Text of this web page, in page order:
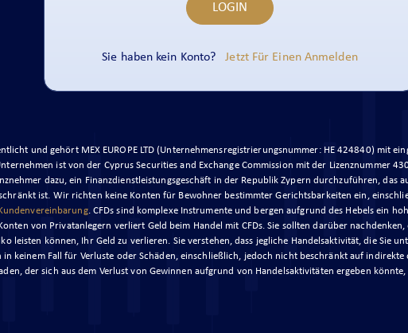
LOGIN
Sie haben kein Konto? Jetzt Für Einen Anmelden
und gehört MEX EUROPE LTD (Unternehmensregistrierungsnummer: HE 424840) mit
ist von der Cyprus Securities and Exchange Commission mit der Lizenznummer
dazu, ein Finanzdienstleistungsgeschäft in der Republik Zypern durchzuführen, das
ist. Wir richten keine Konten für Bewohner bestimmter Gerichtsbarkeiten ein,
Kundenvereinbarung. CFDs sind komplexe Instrumente und bergen aufgrund des Hebels ein
von Privatanlegern verliert Geld beim Handel mit CFDs. Sie sollten darüber
leisten können, Ihr Geld zu verlieren. Sie verstehen, dass jegliche Handelsaktivität, die Sie
keinem Fall für Verluste oder Schäden, einschließlich, jedoch nicht beschränkt auf indirekte
der sich aus dem Verlust von Gewinnen aufgrund von Handelsaktivitäten ergeben